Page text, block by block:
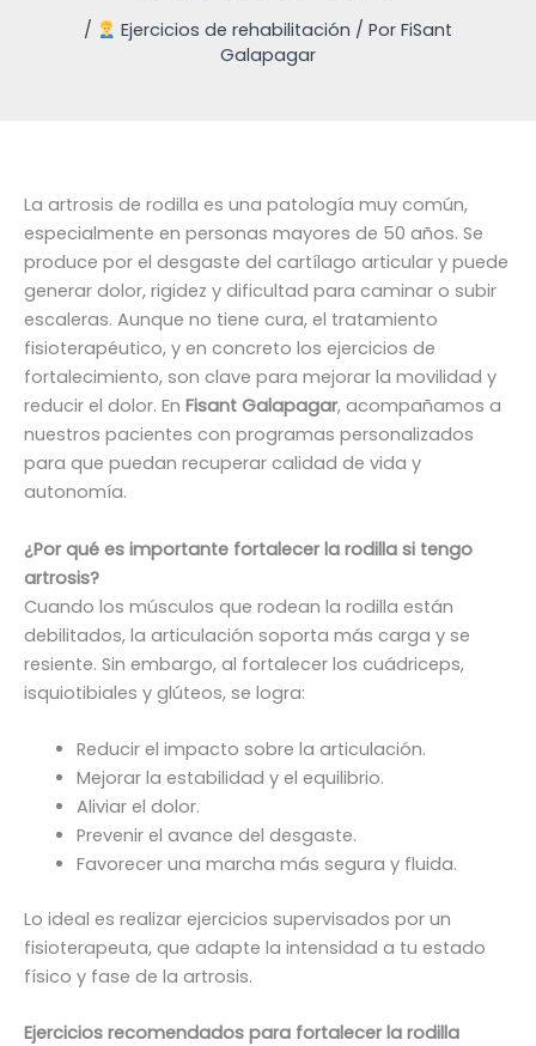
/ Ejercicios de rehabilitación / PorFiSant
Galapagar
La artrosis de rodilla es una patología muy común,
especialmente en personas mayores de 50 años. Se
produce por el desgaste del cartílago articular y puede
generar dolor, rigidez y dificultad para caminar o subir
escaleras. Aunque no tiene cura, el tratamiento
fisioterapéutico, y en concreto los ejercicios de
fortalecimiento, son clave para mejorar la movilidad y
reducir el dolor. En Fisant Galapagar, acompañamos a
nuestros pacientes con programas personalizados
para que puedan recuperar calidad de vida y
autonomía.
¿Por qué es importante fortalecer la rodilla si tengo
artrosis?
Cuando los músculos que rodean la rodilla están
debilitados, la articulación soporta más carga y se
resiente. Sin embargo, al fortalecer los cuádriceps,
isquiotibiales y glúteos, se logra:
Reducir el impacto sobre la articulación.
Mejorar la estabilidad y el equilibrio.
Aliviar el dolor.
Prevenir el avance del desgaste.
Favorecer una marcha más segura y fluida.
Lo ideal es realizar ejercicios supervisados por un
fisioterapeuta, que adapte la intensidad a tu estado
físico y fase de la artrosis.
Ejercicios recomendados para fortalecer la rodilla